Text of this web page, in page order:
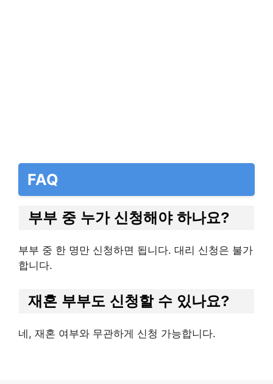
FAQ
부부 중 누가 신청해야 하나요?
부부 중 한 명만 신청하면 됩니다. 대리 신청은 불가
합니다.
재혼 부부도 신청할 수 있나요?
네, 재혼 여부와 무관하게 신청 가능합니다.